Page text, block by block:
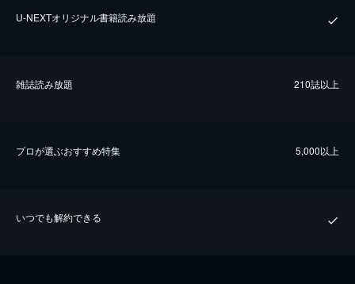
U-NEXTオリジナル書籍読み放題
雑誌読み放題 210誌以上
プロが選ぶおすすめ特集 5,000以上
いつでも解約できる